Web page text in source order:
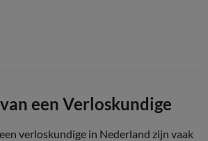
een Verloskundige
verloskundige in Nederland zijn vaak